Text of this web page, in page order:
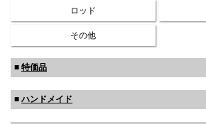
ロッド
その他
■ 特価品
■ ハンドメイド